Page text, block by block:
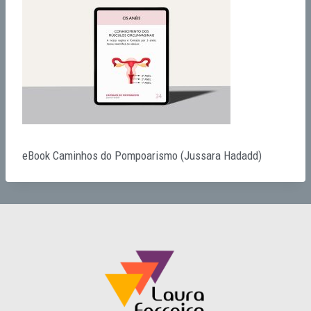
eBook Caminhos do Pompoarismo (Jussara Hadadd)